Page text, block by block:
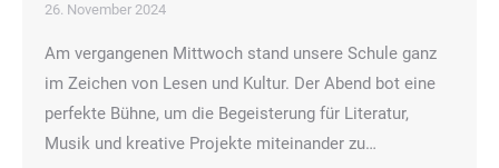
26. November 2024
Am vergangenen Mittwoch stand unsere Schule ganz
im Zeichen von Lesen und Kultur. Der Abend bot eine
perfekte Bühne, um die Begeisterung für Literatur,
Musik und kreative Projekte miteinander zu…